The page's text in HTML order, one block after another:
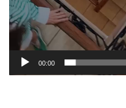
00:00